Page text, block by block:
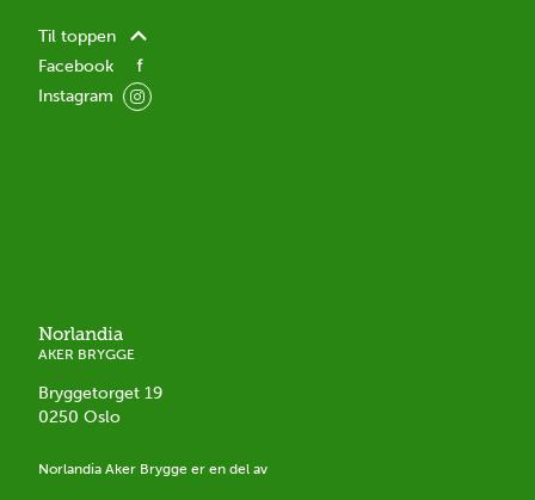
Til toppen
Facebook
Instagram
Norlandia
AKER BRYGGE
Bryggetorget 19
0250 Oslo
Norlandia Aker Brygge er en del av